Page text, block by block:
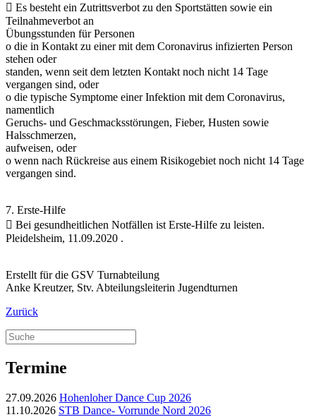
 Es besteht ein Zutrittsverbot zu den Sportstätten sowie ein
Teilnahmeverbot an
Übungsstunden für Personen
o die in Kontakt zu einer mit dem Coronavirus infizierten Person
stehen oder
standen, wenn seit dem letzten Kontakt noch nicht 14 Tage
vergangen sind, oder
o die typische Symptome einer Infektion mit dem Coronavirus,
namentlich
Geruchs- und Geschmacksstörungen, Fieber, Husten sowie
Halsschmerzen,
aufweisen, oder
o wenn nach Rückreise aus einem Risikogebiet noch nicht 14 Tage
vergangen sind.
7. Erste-Hilfe
 Bei gesundheitlichen Notfällen ist Erste-Hilfe zu leisten.
Pleidelsheim, 11.09.2020 .
Erstellt für die GSV Turnabteilung
Anke Kreutzer, Stv. Abteilungsleiterin Jugendturnen
Zurück
Termine
27.09.2026 Hohenloher Dance Cup 2026
11.10.2026 STB Dance- Vorrunde Nord 2026